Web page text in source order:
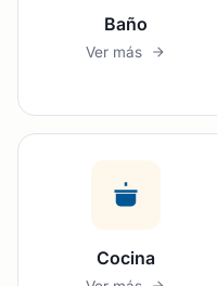
Baño
Ver más
Cocina